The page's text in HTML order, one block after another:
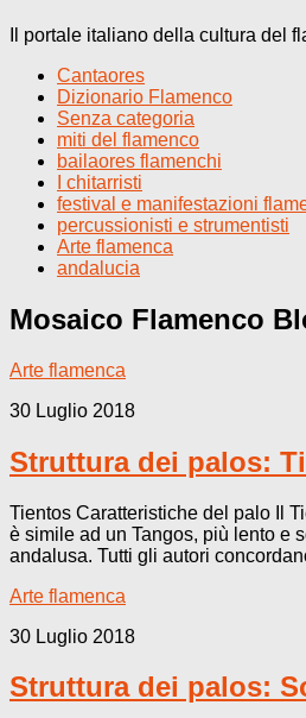
Il portale italiano della cultura del
Cantaores
Dizionario Flamenco
Senza categoria
miti del flamenco
bailaores flamenchi
I chitarristi
festival e manifestazioni
percussionisti e strumentisti
Arte flamenca
andalucia
Mosaico Flamenco
Arte flamenca
30 Luglio 2018
Struttura dei palos:
Tientos Caratteristiche del palo Il
è simile ad un Tangos, più lento e
andalusa. Tutti gli autori
Arte flamenca
30 Luglio 2018
Struttura dei palos: